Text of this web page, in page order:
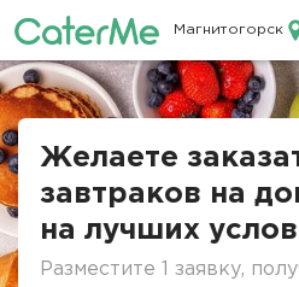
Магнитогорск
Строка
Желаете
завтраков на
на лучших
Разместите 1 заявку,